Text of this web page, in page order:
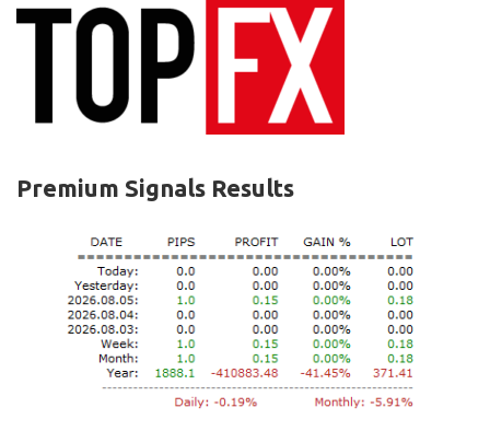
Premium Signals Results